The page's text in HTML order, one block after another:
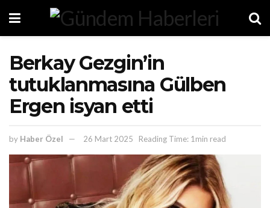
Berkay Gezgin’in
tutuklanmasına Gülben
Ergen isyan etti
by Haber Özel 26 Mart 2025 Reading Time: 1min read